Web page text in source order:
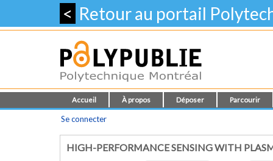
< Retour au portail
Accueil À propos Déposer Parcourir
Se connecter
HIGH-PERFORMANCE SENSING WITH